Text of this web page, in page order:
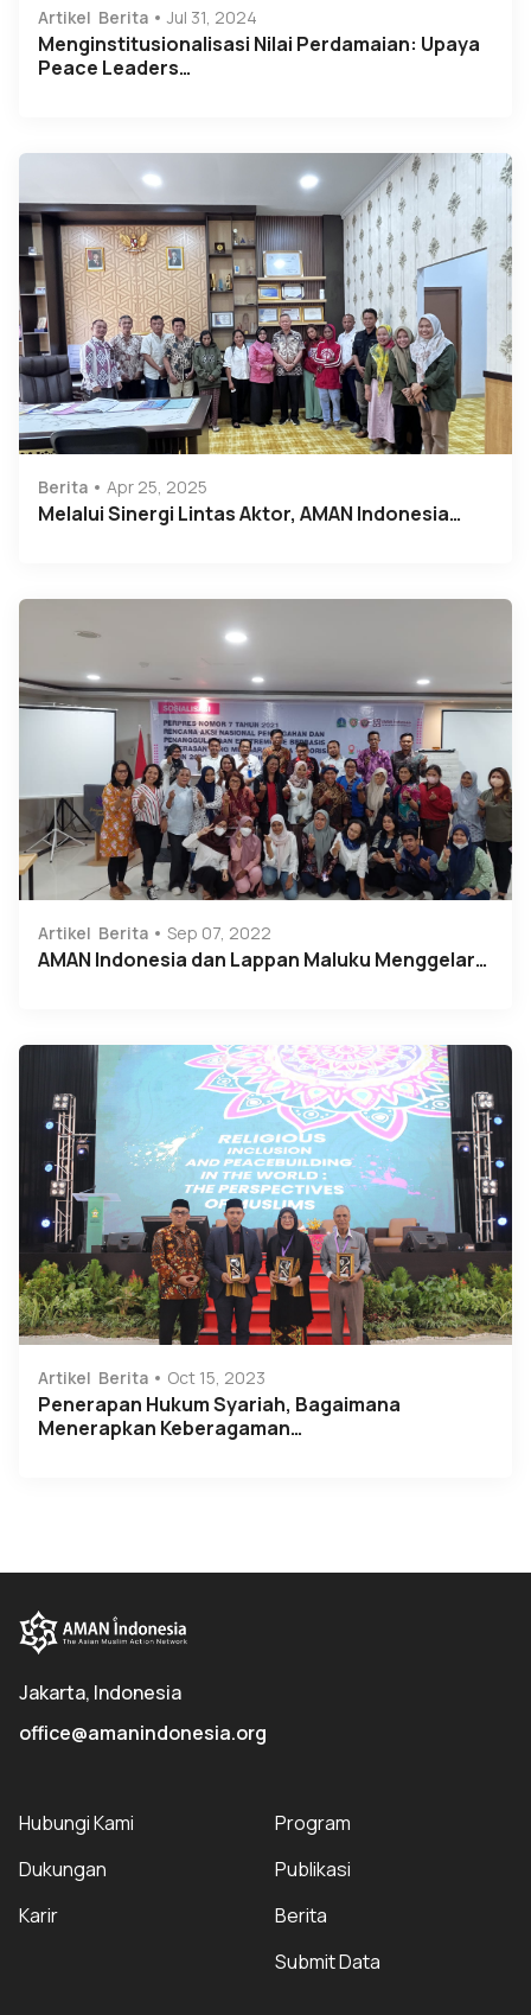
Artikel Berita Jul 31, 2024
Menginstitusionalisasi Nilai Perdamaian: Upaya
Peace Leaders…
Berita Apr 25, 2025
Melalui Sinergi Lintas Aktor, AMAN Indonesia…
Artikel Berita Sep 07, 2022
AMAN Indonesia dan Lappan Maluku Menggelar…
Artikel Berita Oct 15, 2023
Penerapan Hukum Syariah, Bagaimana
Menerapkan Keberagaman…
Jakarta, Indonesia
office@amanindonesia.org
Hubungi Kami
Dukungan
Karir
Program
Publikasi
Berita
Submit Data